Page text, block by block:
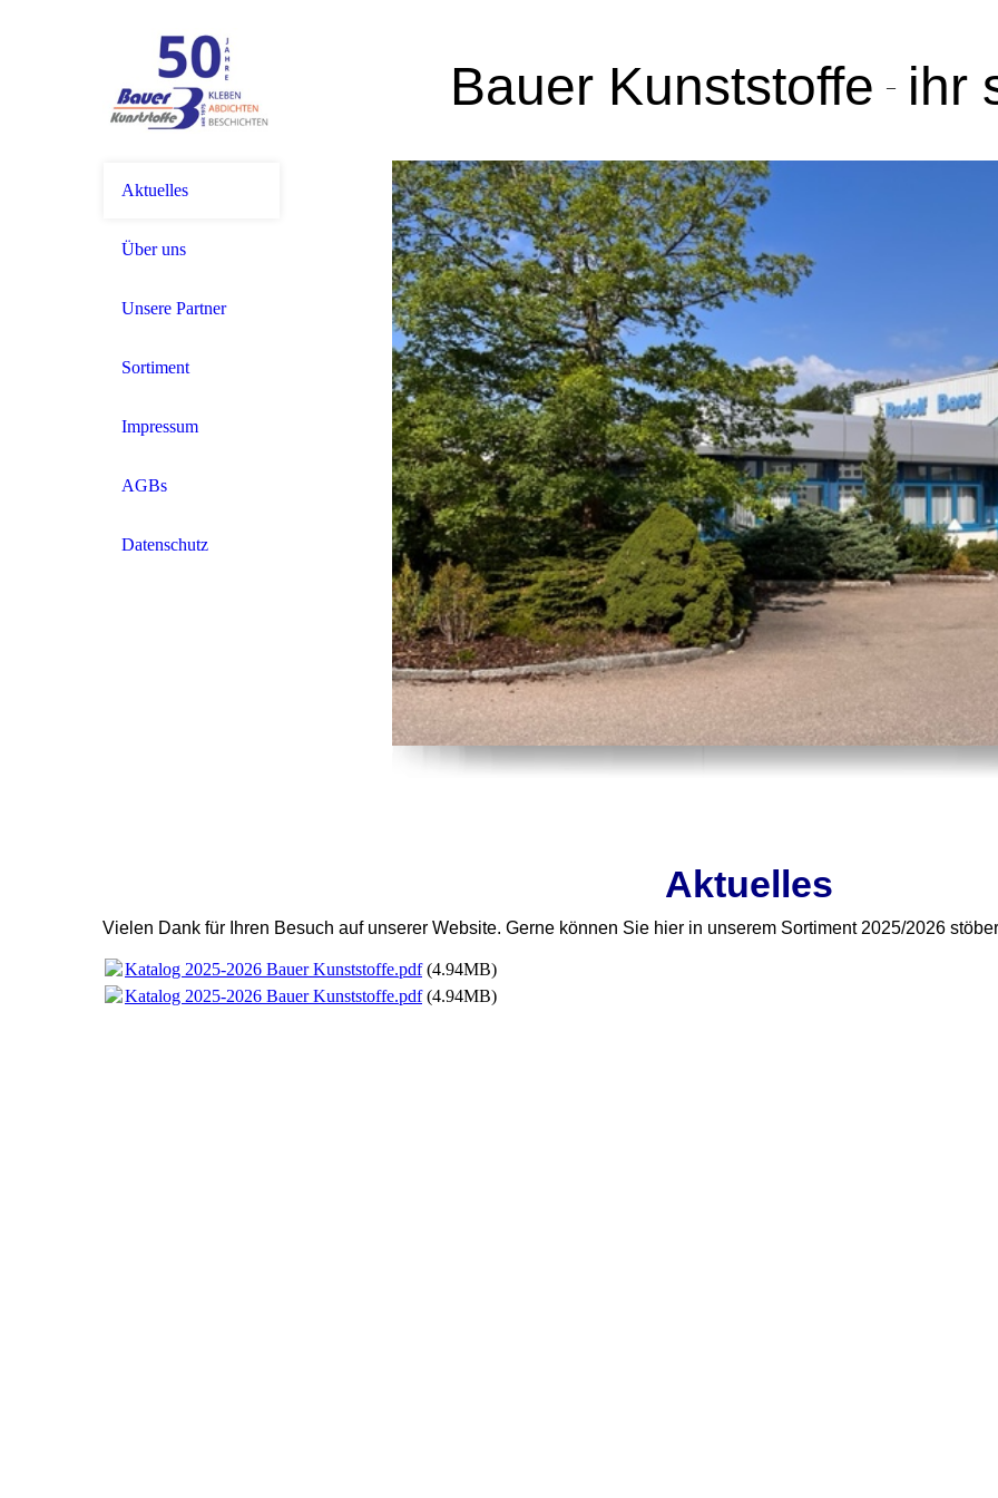
Bauer Kunststoffe – ihr
Aktuelles
Über uns
Unsere Partner
Sortiment
Impressum
AGBs
Datenschutz
Aktuelles
Vielen Dank für Ihren Besuch auf unserer Website. Gerne können Sie hier in unserem Sortiment 2025/2026
Katalog 2025-2026 Bauer Kunststoffe.pdf(4.94MB)
Katalog 2025-2026 Bauer Kunststoffe.pdf(4.94MB)